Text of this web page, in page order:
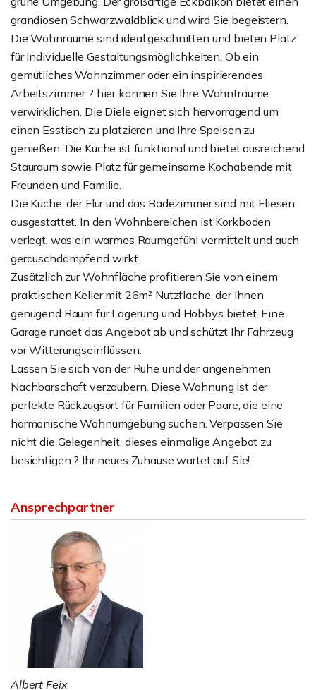
grandiosen Schwarzwaldblick und wird Sie begeistern.
Die Wohnräume sind ideal geschnitten und bieten Platz
für individuelle Gestaltungsmöglichkeiten. Ob ein
gemütliches Wohnzimmer oder ein inspirierendes
Arbeitszimmer ? hier können Sie Ihre Wohnträume
verwirklichen. Die Diele eignet sich hervorragend um
einen Esstisch zu platzieren und Ihre Speisen zu
genießen. Die Küche ist funktional und bietet ausreichend
Stauraum sowie Platz für gemeinsame Kochabende mit
Freunden und Familie.
Die Küche, der Flur und das Badezimmer sind mit Fliesen
ausgestattet. In den Wohnbereichen ist Korkboden
verlegt, was ein warmes Raumgefühl vermittelt und auch
geräuschdämpfend wirkt.
Zusätzlich zur Wohnfläche profitieren Sie von einem
praktischen Keller mit 26m² Nutzfläche, der Ihnen
genügend Raum für Lagerung und Hobbys bietet. Eine
Garage rundet das Angebot ab und schützt Ihr Fahrzeug
vor Witterungseinflüssen.
Lassen Sie sich von der Ruhe und der angenehmen
Nachbarschaft verzaubern. Diese Wohnung ist der
perfekte Rückzugsort für Familien oder Paare, die eine
harmonische Wohnumgebung suchen. Verpassen Sie
nicht die Gelegenheit, dieses einmalige Angebot zu
besichtigen ? Ihr neues Zuhause wartet auf Sie!
Ansprechpartner
Albert Feix